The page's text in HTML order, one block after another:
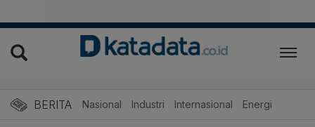
BERITA Nasional Industri Internasional Energi